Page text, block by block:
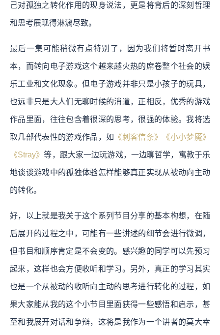
己对孤独之转化作用的现身说法，更是将背后的深刻哲理
和思考展现得淋漓尽致。
最后一集可能稍微有点特别了，因为我们将暂时离开书
本，而转向电子游戏这个越来越火热的席卷整个社会的娱
乐工业和文化现象。 但电子游戏并非只是小孩子的玩具，
也远非只是大人们无聊时候的消遣，正相反，优秀的游戏
作品里面，往往包含着很深的思考，很强的体验。我将选
取几部代表性的游戏作品，如 《刺客信条》《小小梦魇》
《Stray》等，跟大家一边玩游戏，一边聊哲学，寓教于乐
地谈谈游戏中的孤独体验怎样能够真正实现从被动向主动
的转化。
好，以上就是我关于这个系列节目分享的基本构想，在随
后展开的过程之中，可能有一些讲述的细节会进行微调，
但书目和顺序肯定是不会变的。感兴趣的同学可以先预习
起来，这样也会方便收听和学习。另外，真正的学习其实
也是一个从被动的收听向主动的思考进行转化的过程，如
果大家能从我的这个小节目里面获得一些感悟和启示，甚
至和我展开对话和争辩，这将是我作为一个讲者的莫大幸